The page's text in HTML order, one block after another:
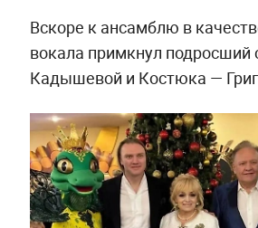
Вскоре к ансамблю в
вокала примкнул подросший
Кадышевой и Костюка —